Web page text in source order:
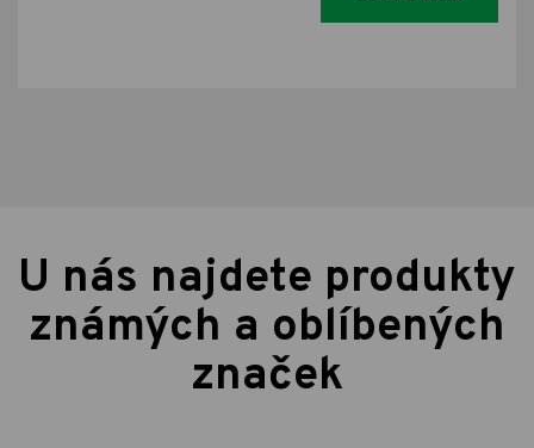
U nás najdete produkty
známých a oblíbených
značek